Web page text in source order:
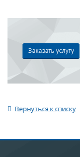
Заказать услугу
Вернуться к списку